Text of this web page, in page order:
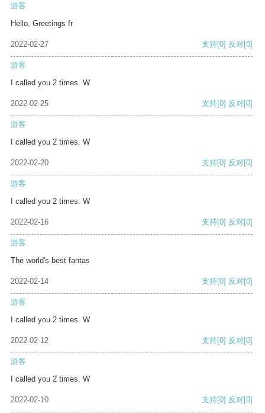
游客
Hello, Greetings fr
2022-02-27 支持[0] 反对[0]
游客
I called you 2 times. W
2022-02-25 支持[0] 反对[0]
游客
I called you 2 times. W
2022-02-20 支持[0] 反对[0]
游客
I called you 2 times. W
2022-02-16 支持[0] 反对[0]
游客
The world's best fantas
2022-02-14 支持[0] 反对[0]
游客
I called you 2 times. W
2022-02-12 支持[0] 反对[0]
游客
I called you 2 times. W
2022-02-10 支持[0] 反对[0]